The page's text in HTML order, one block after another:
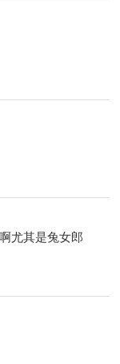
尤其是兔女郎